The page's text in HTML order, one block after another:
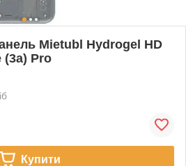
Mietubl Hydrogel HD
(3a) Pro
Купити